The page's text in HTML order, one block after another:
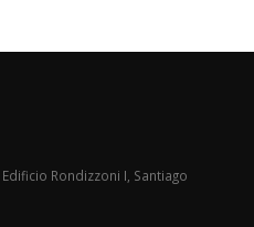
Rondizzoni I, Santiago